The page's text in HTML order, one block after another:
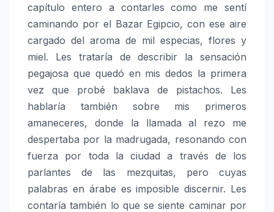
capítulo entero a contarles como me sentí
caminando por el Bazar Egipcio, con ese aire
cargado del aroma de mil especias, flores y
miel. Les trataría de describir la sensación
pegajosa que quedó en mis dedos la primera
vez que probé baklava de pistachos. Les
hablaría también sobre mis primeros
amaneceres, donde la llamada al rezo me
despertaba por la madrugada, resonando con
fuerza por toda la ciudad a través de los
parlantes de las mezquitas, pero cuyas
palabras en árabe es imposible discernir. Les
contaría también lo que se siente caminar por